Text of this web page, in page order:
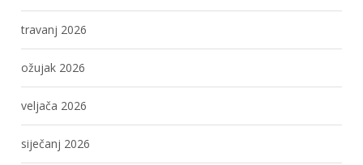
travanj 2026
ožujak 2026
veljača 2026
siječanj 2026